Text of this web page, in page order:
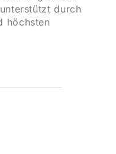
durch
höchsten